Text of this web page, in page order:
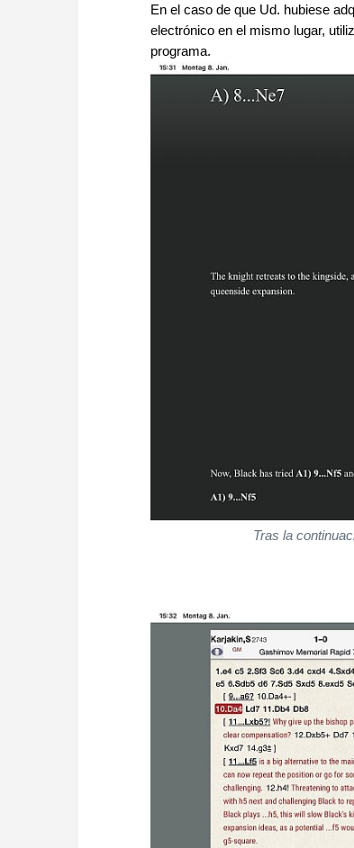
En el caso de que Ud. hubiese
electrónico en el mismo lugar,
programa.
Tras la